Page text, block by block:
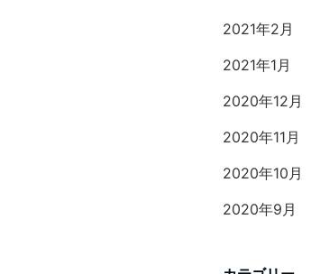
2021年2月
2021年1月
2020年12月
2020年11月
2020年10月
2020年9月